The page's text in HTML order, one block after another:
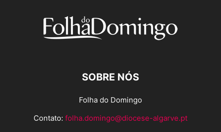
SOBRE NÓS
Folha do Domingo
Contato: folha.domingo@diocese-algarve.pt